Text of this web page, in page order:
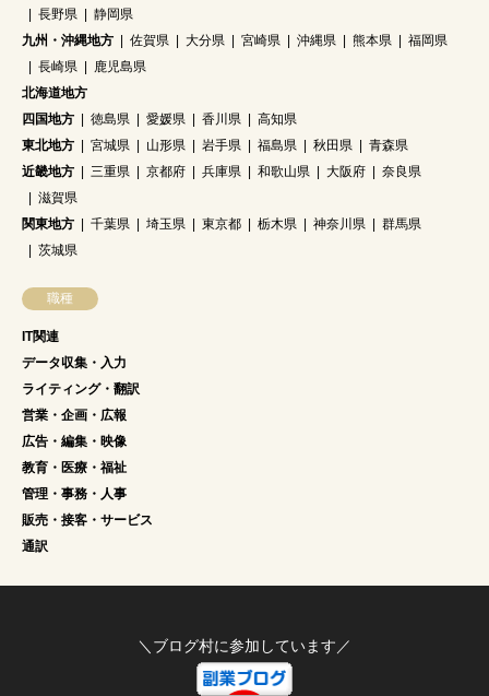
長野県
静岡県
九州・沖縄地方
佐賀県 大分県 宮崎県 沖縄県 熊本県
福岡県
長崎県
鹿児島県
北海道地方
四国地方
徳島県 愛媛県 香川県
高知県
東北地方
宮城県 山形県 岩手県 福島県 秋田県
青森県
近畿地方
三重県 京都府 兵庫県 和歌山県 大阪府
奈良県
滋賀県
関東地方
千葉県 埼玉県 東京都 栃木県 神奈川県
群馬県
茨城県
職種
IT関連
データ収集・入力
ライティング・翻訳
営業・企画・広報
広告・編集・映像
教育・医療・福祉
管理・事務・人事
販売・接客・サービス
通訳
＼ブログ村に参加しています／